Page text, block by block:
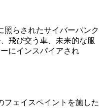
照らされたサイバーパンク
飛び交う車、未来的な服
にインスパイアされ
フェイスペイントを施した